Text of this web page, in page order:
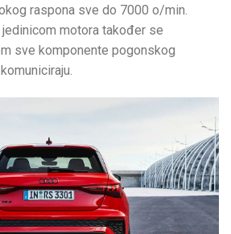
raspona sve do 7000 o/min.
jedinicom motora također se
sve komponente pogonskog